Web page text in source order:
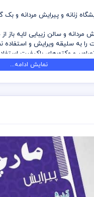
زنانه و پیرایش مردانه و
مردانه و سالن زیبایی لایه
به سلیقه ویرایش و استفاده
و وکتورهای باکیفیت
و با فرمت فتوشاپ می باشد که
نمادین استفاده شده است و
می باشد
نمایش ادامه...